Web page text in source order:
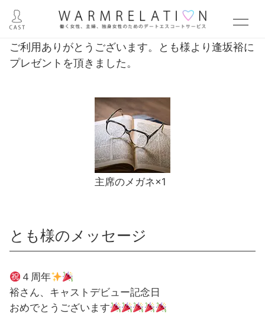
ご利用ありがとうございます。とも様より逢坂裕に
プレゼントを頂きました。
主席のメガネ×1
とも様のメッセージ
４周年
裕さん、キャストデビュー記念日
おめでとうございます